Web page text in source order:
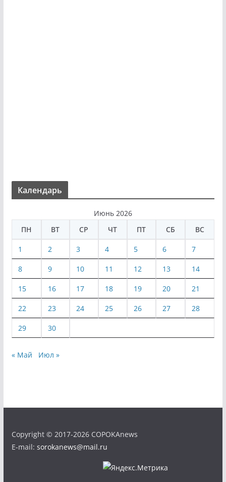
Календарь
Июнь 2026
ПН
ВТ СР ЧТ ПТ СБ ВС
1 2 3 4 5 6 7
8 9 10 11 12 13 14
15 16 17 18 19 20 21
22 23 24 25 26 27 28
29 30
« Май Июл »
Copyright © 2017-2026 COPOKAnews
E-mail: sorokanews@mail.ru